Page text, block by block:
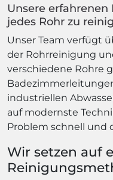
Unsere erfahrenen
jedes Rohr zu
Unser Team verfügt
der Rohrreinigung
verschiedene Rohre
industriellen
auf modernste
Problem schnell und
Wir setzen auf